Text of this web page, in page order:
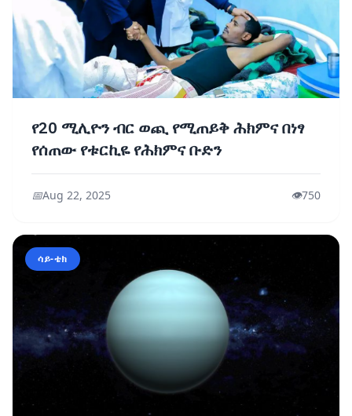
የ20 ሚሊዮን ብር ወጪ የሚጠይቅ ሕክምና በነፃ
የሰጠው የቱርኪዬ የሕክምና ቡድን
📅Aug 22, 2025 👁️750
ሳይ-ቴክ